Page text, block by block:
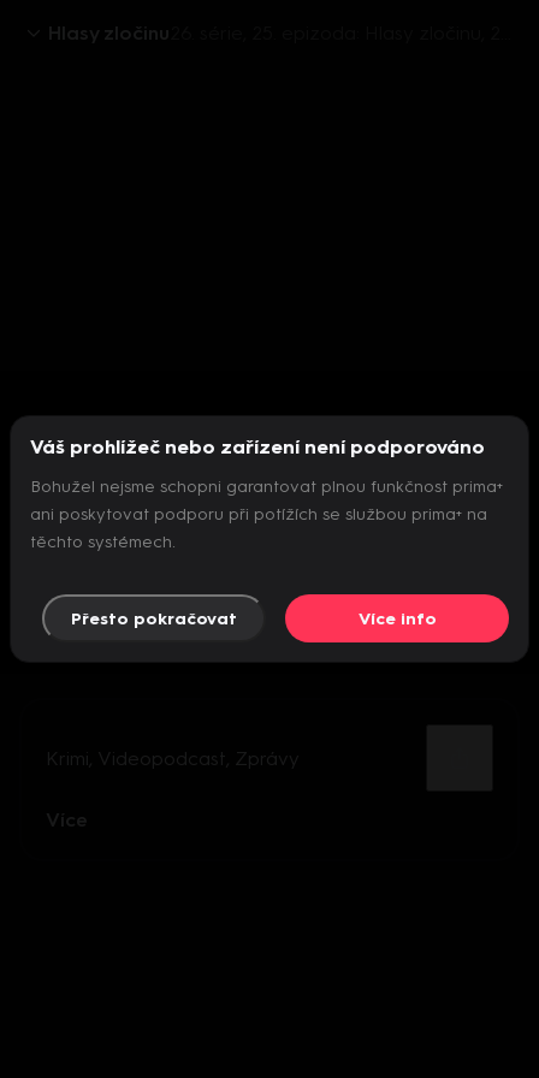
Hlasy zločinu
Nepodařilo se inicializovat přehrávač
Krimi Videopodcast Zprávy
Více
Váš prohlížeč nebo zařízení není podporováno
Bohužel nejsme schopni garantovat plnou funkčnost prima+
ani poskytovat podporu při potížích se službou prima+ na
těchto systémech.
Přesto pokračovat Více info